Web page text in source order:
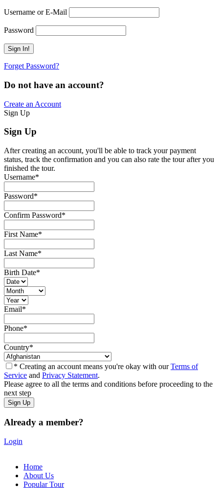
Username or E-Mail
Password
Forget Password?
Do not have an account?
Create an Account
Sign Up
Sign Up
After creating an account, you'll be able to track your payment
status, track the confirmation and you can also rate the tour after you
finished the tour.
Username*
Password*
Confirm Password*
First Name*
Last Name*
Birth Date*
Email*
Phone*
Country*
* Creating an account means you're okay with ourTerms of
Service and Privacy Statement.
Please agree to all the terms and conditions before proceeding to the
next step
Already a member?
Login
Home
About Us
Popular Tour